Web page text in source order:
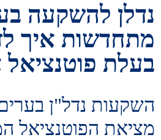
נדלן להשקעה
מתחדשות איך
בעלת
השקעות נדל"ן
מציאת הפוטנציאל